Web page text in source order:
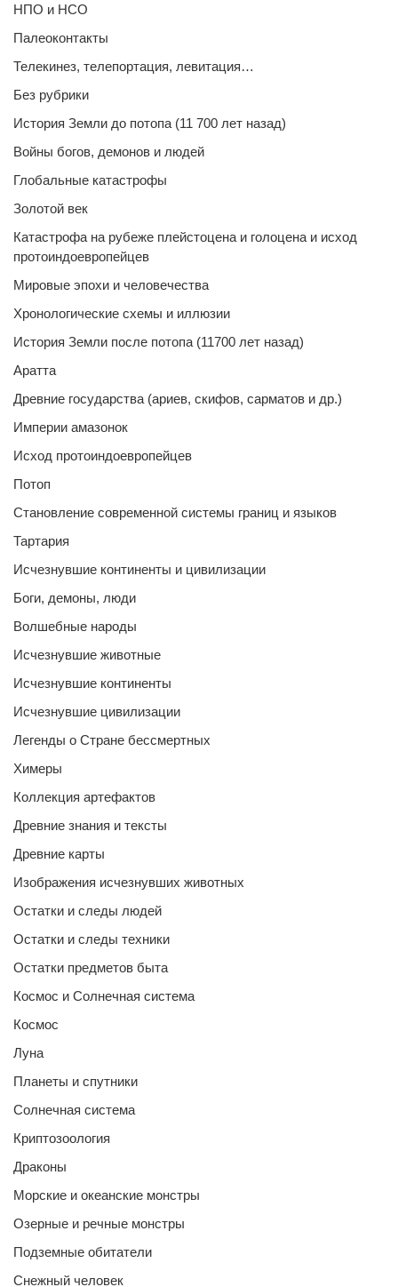
НПО и НСО
Палеоконтакты
Телекинез, телепортация, левитация…
Без рубрики
История Земли до потопа (11 700 лет назад)
Войны богов, демонов и людей
Глобальные катастрофы
Золотой век
Катастрофа на рубеже плейстоцена и голоцена и исход
протоиндоевропейцев
Мировые эпохи и человечества
Хронологические схемы и иллюзии
История Земли после потопа (11700 лет назад)
Аратта
Древние государства (ариев, скифов, сарматов и др.)
Империи амазонок
Исход протоиндоевропейцев
Потоп
Становление современной системы границ и языков
Тартария
Исчезнувшие континенты и цивилизации
Боги, демоны, люди
Волшебные народы
Исчезнувшие животные
Исчезнувшие континенты
Исчезнувшие цивилизации
Легенды о Стране бессмертных
Химеры
Коллекция артефактов
Древние знания и тексты
Древние карты
Изображения исчезнувших животных
Остатки и следы людей
Остатки и следы техники
Остатки предметов быта
Космос и Солнечная система
Космос
Луна
Планеты и спутники
Солнечная система
Криптозоология
Драконы
Морские и океанские монстры
Озерные и речные монстры
Подземные обитатели
Снежный человек